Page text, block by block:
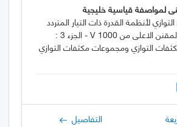
لمواصفة قياسية خليجية
لأنظمة القدرة ذات التيار المتردد
والجهد المقنن الاعلى من 1000 V - الجزء 3 :
التوازي ومجموعات مكثفات التوازي
التفاصيل